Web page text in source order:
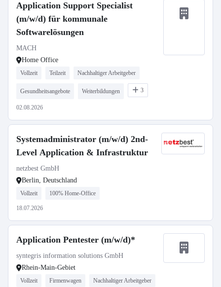
Application Support Specialist
(m/w/d) für kommunale
Softwarelösungen
MACH
Home Office
Vollzeit Teilzeit Nachhaltiger Arbeitgeber
Gesundheitsangebote Weiterbildungen 3
02.08.2026
Systemadministrator (m/w/d) 2nd-
Level Application & Infrastruktur
netzbest GmbH
Berlin, Deutschland
Vollzeit 100% Home-Office
18.07.2026
Application Pentester (m/w/d)*
syntegris information solutions GmbH
Rhein-Main-Gebiet
Vollzeit Firmenwagen Nachhaltiger Arbeitgeber